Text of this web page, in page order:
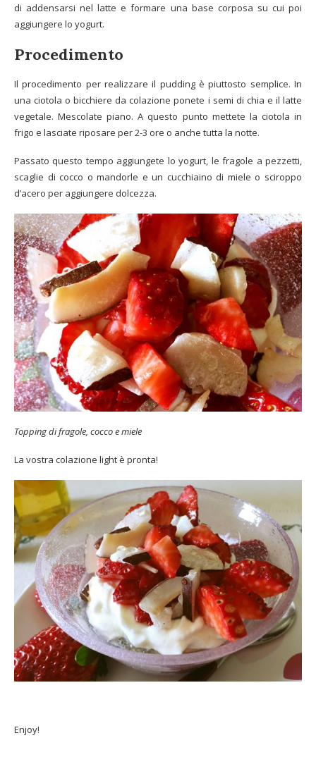
di addensarsi nel latte e formare una base corposa su cui poi
aggiungere lo yogurt.
Procedimento
Il procedimento per realizzare il pudding è piuttosto semplice. In
una ciotola o bicchiere da colazione ponete i semi di chia e il latte
vegetale. Mescolate piano. A questo punto mettete la ciotola in
frigo e lasciate riposare per 2-3 ore o anche tutta la notte.
Passato questo tempo aggiungete lo yogurt, le fragole a pezzetti,
scaglie di cocco o mandorle e un cucchiaino di miele o sciroppo
d’acero per aggiungere dolcezza.
Topping di fragole, cocco e miele
La vostra colazione light è pronta!
Enjoy!